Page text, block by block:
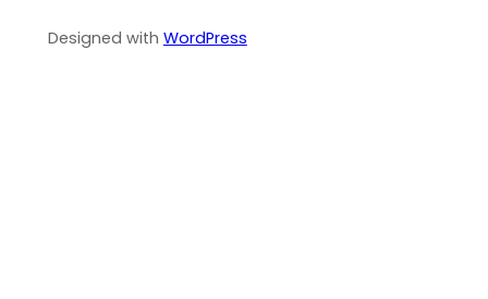
Designed with WordPress